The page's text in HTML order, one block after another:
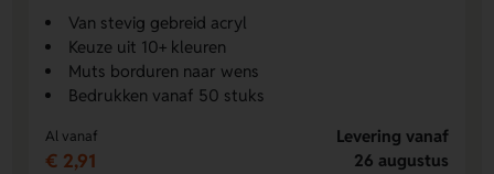
Van stevig gebreid acryl
Keuze uit 10+ kleuren
Muts borduren naar wens
Bedrukken vanaf 50 stuks
Al vanaf
€ 2,91
Levering vanaf
26 augustus